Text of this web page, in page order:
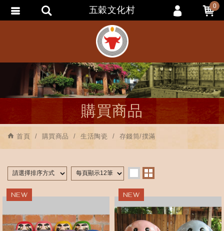
購買商品
首頁 購買商品 生活陶瓷 存錢筒/撲滿
五穀文化村 0
會員登入
會員註冊
忘記密碼
訂單查詢
追蹤清單
匯款通知